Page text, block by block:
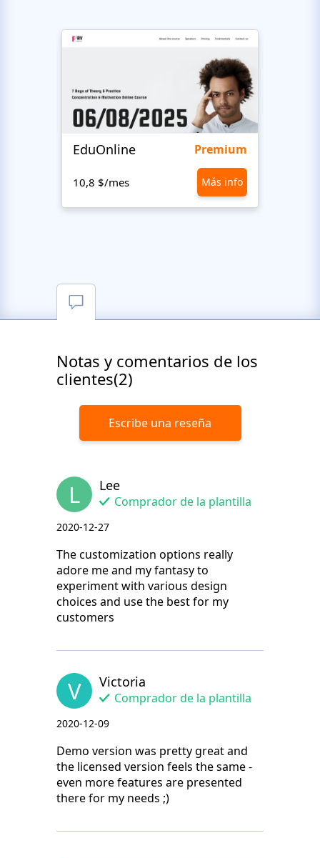
EduOnline Premium
10,8 $/mes Más info
Notas y comentarios de los
clientes(2)
Escribe una reseña
L Lee
Comprador de la plantilla
2020-12-27
The customization options really
adore me and my fantasy to
experiment with various design
choices and use the best for my
customers
V Victoria
Comprador de la plantilla
2020-12-09
Demo version was pretty great and
the licensed version feels the same -
even more features are presented
there for my needs ;)